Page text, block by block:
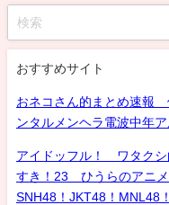
おすすめサイト
おネコさん的まとめ速報
ンタルメンヘラ電波中年
アイドッフル！ ワタク
すき！23 ひうらのアニ
SNH48！JKT48！MNL48